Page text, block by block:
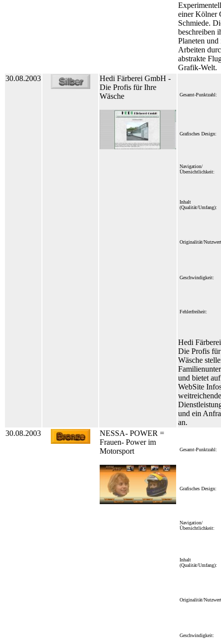
einer Kölner
Schmiede.
beschreiben
Planeten und
Arbeiten
abstrakte
Grafik-Welt.
30.08.2003
Hedi Färberei GmbH -
Die Profis für Ihre
Wäsche
Gesamt-Punktzahl:
Grafisches Design:
Navigation/
Übersichtlichkeit:
Inhalt
(Qualität/Umfang):
Originalität/
Geschwindigkeit:
Fehlerfreiheit:
Hedi
Die Profis
Wäsche
und bietet
WebSite
weitreichende
und ein
an.
30.08.2003
NESSA- POWER =
Frauen- Power im
Motorsport
Gesamt-Punktzahl:
Grafisches Design:
Navigation/
Übersichtlichkeit:
Inhalt
(Qualität/Umfang):
Originalität/
Geschwindigkeit: